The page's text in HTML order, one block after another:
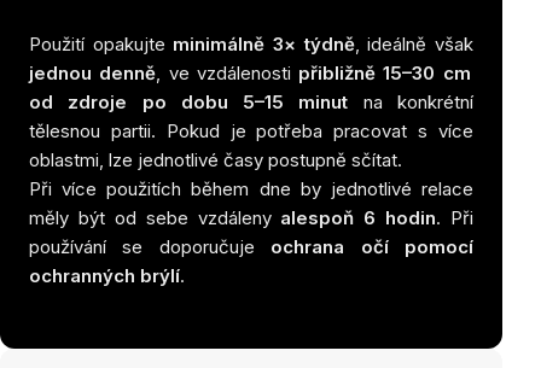
Použití opakujte minimálně 3× týdně, ideálně však
jednou denně, ve vzdálenosti přibližně 15–30 cm
od zdroje po dobu 5–15 minut na konkrétní
tělesnou partii. Pokud je potřeba pracovat s více
oblastmi, lze jednotlivé časy postupně sčítat.
Při více použitích během dne by jednotlivé relace
měly být od sebe vzdáleny alespoň 6 hodin. Při
používání se doporučuje ochrana očí pomocí
ochranných brýlí.